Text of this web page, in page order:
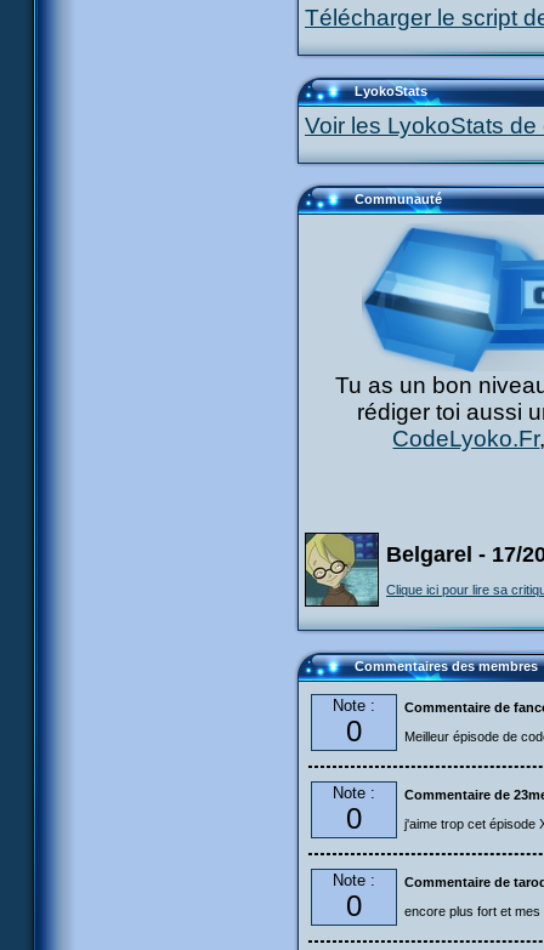
Télécharger le script
LyokoStats
Voir les LyokoStats
Communauté
Tu as un bon
rédiger toi aussi
CodeLyoko.Fr
Belgarel - 17/
Clique ici pour lire sa
Commentaires des membres
Note :
0
Commentaire de
Meilleur épisode de
Note :
0
Commentaire de
j'aime trop cet épisode
Note :
0
Commentaire de
encore plus fort et